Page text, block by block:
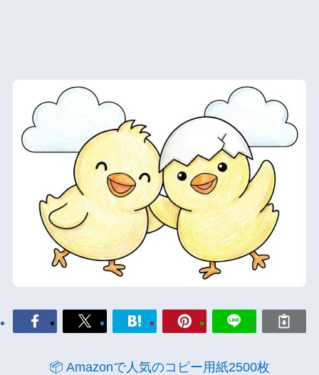
📦 Amazonで人気のコピー用紙2500枚